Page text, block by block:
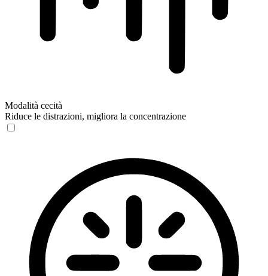
Modalità cecità
Riduce le distrazioni, migliora la concentrazione